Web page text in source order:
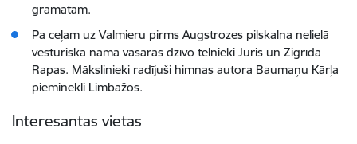
grāmatām.
Pa ceļam uz Valmieru pirms Augstrozes pilskalna nelielā
vēsturiskā namā vasarās dzīvo tēlnieki Juris un Zigrīda
Rapas. Mākslinieki radījuši himnas autora Baumaņu Kārļa
pieminekli Limbažos.
Interesantas vietas